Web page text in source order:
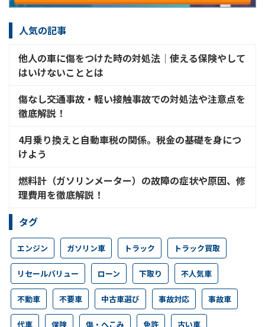
人気の記事
他人の車に傷をつけた時の対処法│使える保険やして
はいけないこととは
傷なし交通事故・軽い接触事故での対処法や注意点を
徹底解説！
4月乗り換えと自動車税の関係。税金の基礎を身につ
けよう
燃料計（ガソリンメーター）の故障の症状や原因、修
理費用を徹底解説！
タグ
エンジン ガソリン車 トラック トラック買取
リセールバリュー ローン 下取り 不人気車
不動車 不要車 中古車選び 事故対応 事故車
代車 保険 傷・へこみ 免許 古い車